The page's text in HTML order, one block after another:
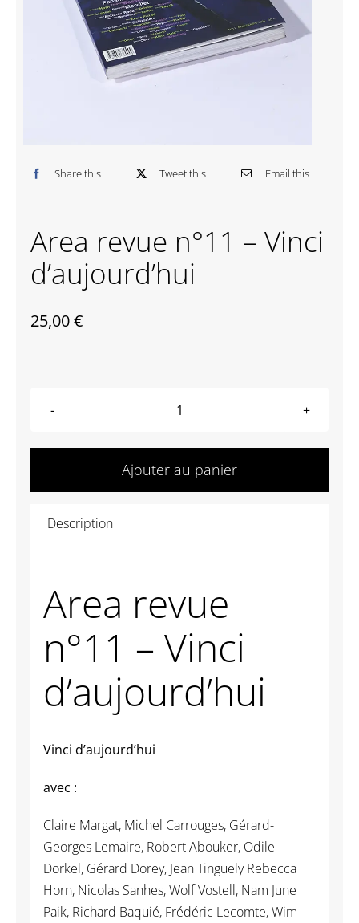
Area revue)s(
Share this Tweet this Email this
Area revue n°11 – Vinci
d’aujourd’hui
25,00€
quantité
revue
Ajouter au panier
Description
Area revue
n°11 – Vinci
d’aujourd’hui
Vinci d’aujourd’hui
avec :
Claire Margat, Michel Carrouges, Gérard-
Georges Lemaire, Robert Abouker, Odile
Dorkel, Gérard Dorey, Jean Tinguely Rebecca
Horn, Nicolas Sanhes, Wolf Vostell, Nam June
Paik, Richard Baquié, Frédéric Lecomte, Wim